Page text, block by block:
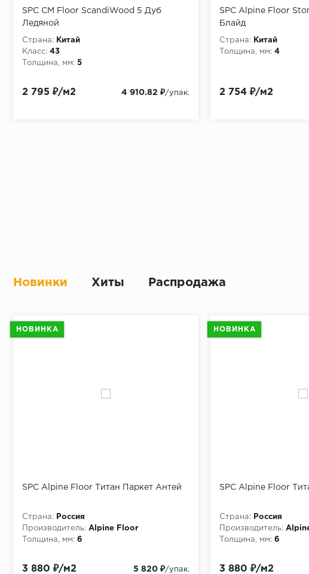
SPC CM Floor ScandiWood 5 Дуб
Ледяной
Страна:
Китай
Класс: 43
Толщина, мм: 5
2 795 ₽/м2 4 910.82 ₽/упак.
SPC Alpine Floor
Блайд
Страна:
Китай
Толщина, мм: 4
2 754 ₽/м2
Новинки Хиты Распродажа
НОВИНКА
SPC Alpine Floor Титан Паркет Антей
Страна:
Россия
Производитель: Alpine Floor
Толщина, мм: 6
3 880 ₽/м2 5 820 ₽/упак.
НОВИНКА
SPC Alpine Floor
Страна:
Россия
Производитель:
Толщина, мм: 6
3 880 ₽/м2